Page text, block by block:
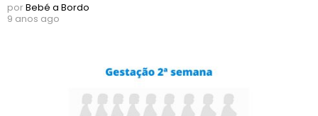
porBebé a Bordo
9 anos ago